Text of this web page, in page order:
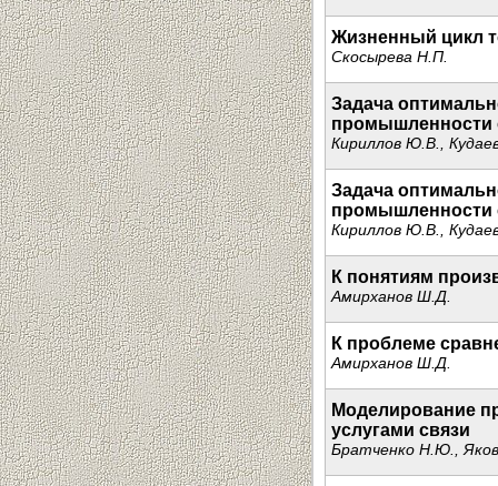
Жизненный цикл
Скосырева Н.П.
Задача
промышленности
Кириллов Ю.В.,
Задача
промышленности
Кириллов Ю.В.,
К понятиям
Амирханов Ш.Д.
К проблеме
Амирханов Ш.Д.
Моделирование
услугами связи
Братченко Н.Ю.,